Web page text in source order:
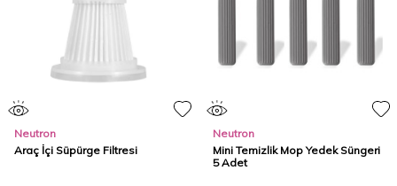
Neutron
Araç İçi Süpürge Filtresi
Neutron
Mini Temizlik Mop Yedek Süngeri
5 Adet